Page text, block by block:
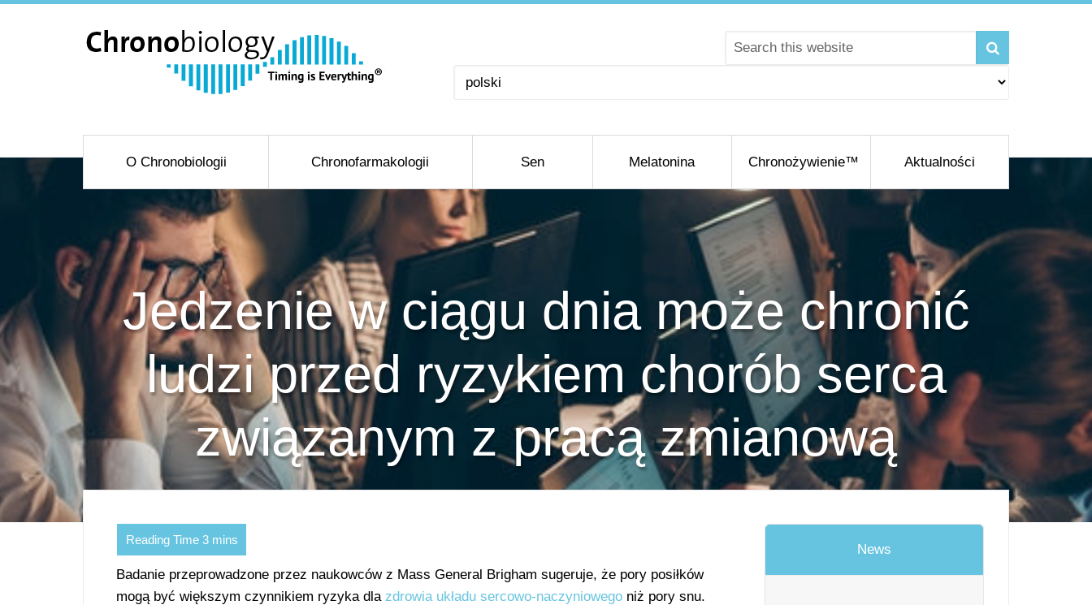
Wybierz
O Chronobiologii Chronofarmakologii Sen Melatonina Chronożywienie™ Aktualności
Jedzenie w ciągu dnia może chronić
ludzi przed ryzykiem chorób serca
związanym z pracą zmianową
Badanie przeprowadzone przez naukowców z Mass General Brigham sugeruje, że pory posiłków
mogą być większym czynnikiem ryzyka dla zdrowia układu sercowo-naczyniowego niż pory snu.
News